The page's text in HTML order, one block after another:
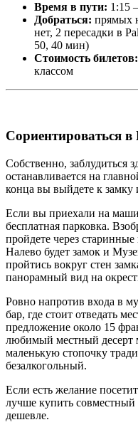
Время в пути: 1:15
Добраться: прямых
нет, 2 пересадки в
50, 40 мин)
Стоимость билетов:
классом
Сориентироваться
Собственно, заблудиться
останавливается на
конца вы выйдете к замку
Если вы приехали на
бесплатная парковка.
пройдете через
Налево будет замок и
пройтись вокруг стен
панорамный вид на
Ровно напротив входа в
бар, где стоит отведать
предложение около 15
любимый местный десерт
маленькую стопочку
безалкогольный.
Если есть желание
лучше купить
дешевле.